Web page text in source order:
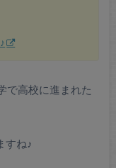
で高校に進まれた
すね♪